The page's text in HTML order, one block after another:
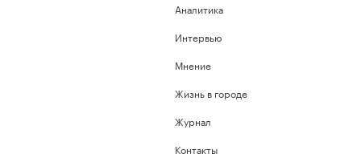
Аналитика
Интервью
Мнение
Жизнь в городе
Журнал
Контакты